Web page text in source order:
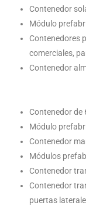
Contenedor
Módulo
Contenedores
comerciales,
Contenedor
Contenedor
Módulo
Contenedor
Módulos
Contenedor
Contenedor
puertas